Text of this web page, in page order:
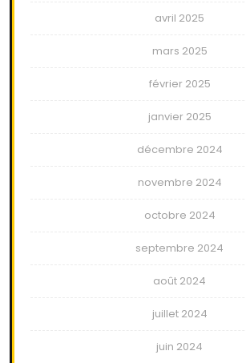
avril 2025
mars 2025
février 2025
janvier 2025
décembre 2024
novembre 2024
octobre 2024
septembre 2024
août 2024
juillet 2024
juin 2024